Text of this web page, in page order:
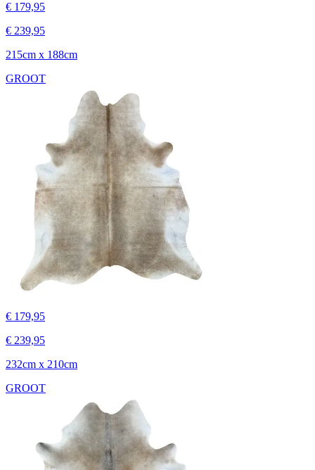
€ 179,95
€ 239,95
215cm x 188cm
GROOT
€ 179,95
€ 239,95
232cm x 210cm
GROOT